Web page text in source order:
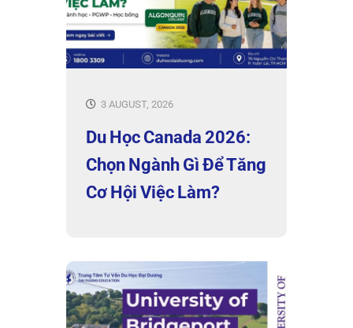
3 AUGUST, 2026
Du Học Canada 2026:
Chọn Ngành Gì Để Tăng
Cơ Hội Việc Làm?